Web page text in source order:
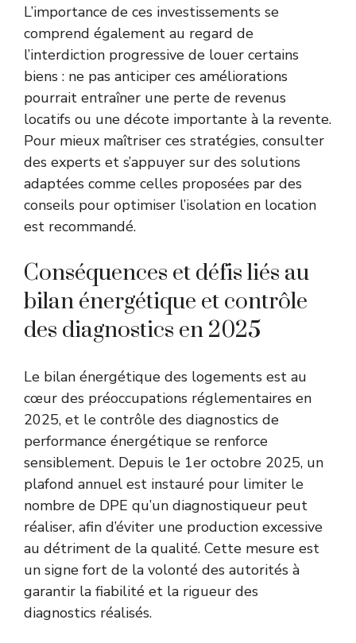
L’importance de ces investissements se
comprend également au regard de
l’interdiction progressive de louer certains
biens : ne pas anticiper ces améliorations
pourrait entraîner une perte de revenus
locatifs ou une décote importante à la revente.
Pour mieux maîtriser ces stratégies, consulter
des experts et s’appuyer sur des solutions
adaptées comme celles proposées par des
conseils pour optimiser l’isolation en location
est recommandé.
Conséquences et défis liés au
bilan énergétique et contrôle
des diagnostics en 2025
Le bilan énergétique des logements est au
cœur des préoccupations réglementaires en
2025, et le contrôle des diagnostics de
performance énergétique se renforce
sensiblement. Depuis le 1er octobre 2025, un
plafond annuel est instauré pour limiter le
nombre de DPE qu’un diagnostiqueur peut
réaliser, afin d’éviter une production excessive
au détriment de la qualité. Cette mesure est
un signe fort de la volonté des autorités à
garantir la fiabilité et la rigueur des
diagnostics réalisés.